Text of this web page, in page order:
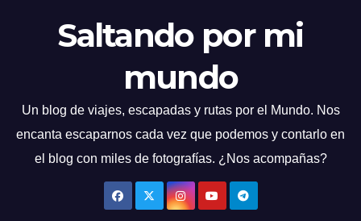
Saltando por mi
mundo
Un blog de viajes, escapadas y rutas por el Mundo. Nos
encanta escaparnos cada vez que podemos y contarlo en
el blog con miles de fotografías. ¿Nos acompañas?